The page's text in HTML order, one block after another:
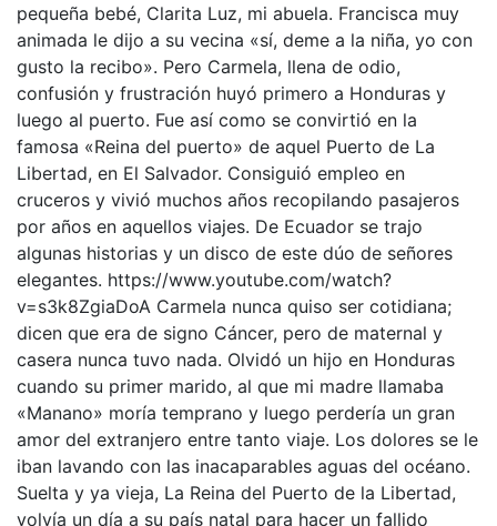
pequeña bebé, Clarita Luz, mi abuela. Francisca muy
animada le dijo a su vecina «sí, deme a la niña, yo con
gusto la recibo». Pero Carmela, llena de odio,
confusión y frustración huyó primero a Honduras y
luego al puerto. Fue así como se convirtió en la
famosa «Reina del puerto» de aquel Puerto de La
Libertad, en El Salvador. Consiguió empleo en
cruceros y vivió muchos años recopilando pasajeros
por años en aquellos viajes. De Ecuador se trajo
algunas historias y un disco de este dúo de señores
elegantes. https://www.youtube.com/watch?
v=s3k8ZgiaDoA Carmela nunca quiso ser cotidiana;
dicen que era de signo Cáncer, pero de maternal y
casera nunca tuvo nada. Olvidó un hijo en Honduras
cuando su primer marido, al que mi madre llamaba
«Manano» moría temprano y luego perdería un gran
amor del extranjero entre tanto viaje. Los dolores se le
iban lavando con las inacaparables aguas del océano.
Suelta y ya vieja, La Reina del Puerto de la Libertad,
volvía un día a su país natal para hacer un fallido